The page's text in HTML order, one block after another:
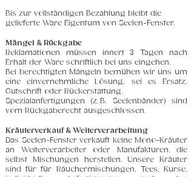
Bis zur vollständigen Bezahlung bleibt die
gelieferte Ware Eigentum von Seelen-Fenster.
Mängel & Rückgabe
Reklamationen müssen innert 3 Tagen nach
Erhalt der Ware schriftlich bei uns eingehen.
Bei berechtigten Mängeln bemühen wir uns um
eine einvernehmliche Lösung, sei es Ersatz,
Gutschrift oder Rückerstattung.
Spezialanfertigungen (z. B. Seelenbänder) sind
vom Rückgaberecht ausgeschlossen.
Kräuterverkauf & Weiterverarbeitung
Das Seelen-Fenster verkauft keine Mono-Kräuter
an Weiterverarbeiter oder Manufakturen, die
selbst Mischungen herstellen.Unsere Kräuter
sind für für Räuchermischungen, Tees, Kurse,